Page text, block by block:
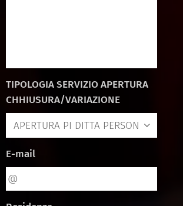
TIPOLOGIA SERVIZIO APERTURA
CHHIUSURA/VARIAZIONE
E-mail